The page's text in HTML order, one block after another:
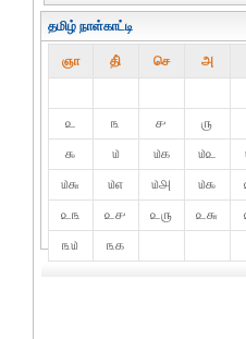
தமிழ் நாள்காட்டி
ஞா தி் செ அ
௨
௩ ௪ ௫
௯
௰ ௰௧ ௰௨
௰௬
௰௭ ௰௮ ௰௯
௨௩
௨௪ ௨௫ ௨௬
௩௰
௩௧